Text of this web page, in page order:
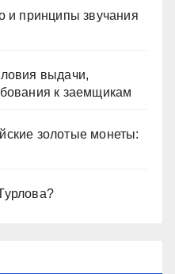
и принципы звучания
выдачи,
к заемщикам
золотые монеты: